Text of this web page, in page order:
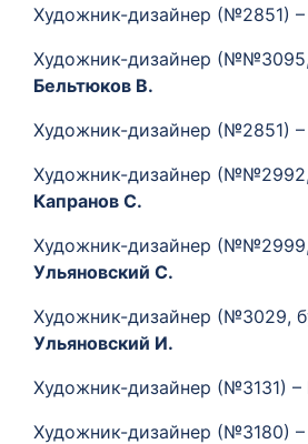
Художник-дизайнер (№2851) –
Художник-дизайнер
Бельтюков В.
Художник-дизайнер (№2851) –
Художник-дизайнер (№№2992,
Капранов С.
Художник-дизайнер
Ульяновский C.
Художник-дизайнер (№3029,
Ульяновский И.
Художник-дизайнер (№3131) –
Художник-дизайнер (№3180) –